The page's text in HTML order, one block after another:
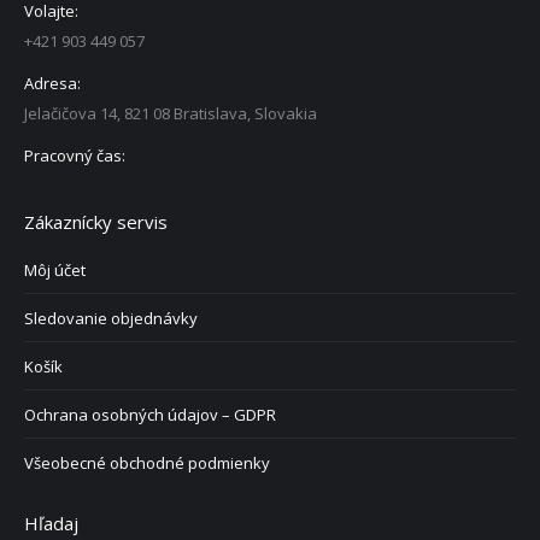
Volajte:
+421 903 449 057
Adresa:
Jelačičova 14, 821 08 Bratislava, Slovakia
Pracovný čas:
Zákaznícky servis
Môj účet
Sledovanie objednávky
Košík
Ochrana osobných údajov – GDPR
Všeobecné obchodné podmienky
Hľadaj